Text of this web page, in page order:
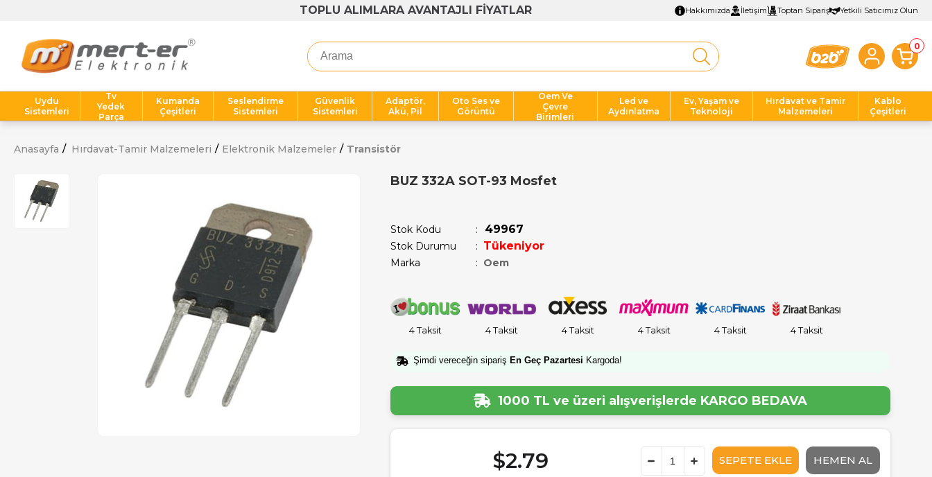
1000 TL ÜZERİ ÜCRETSİZ KARGO Hakkımızda İletişim Toptan Sipariş Yetkili Satıcımız Olun
0
Uydu
Sistemleri
Tv
Yedek
Parça
Kumanda
Çeşitleri
Seslendirme
Sistemleri
Güvenlik
Sistemleri
Adaptör,
Akü, Pil
Oto Ses ve
Görüntü
Oem Ve
Çevre
Birimleri
Led ve
Aydınlatma
Ev, Yaşam ve
Teknoloji
Hırdavat ve Tamir
Malzemeleri
Kablo
Çeşitleri
Anasayfa Hırdavat-Tamir Malzemeleri Elektronik Malzemeler Transistör
BUZ 332A SOT-93 Mosfet
Stok Kodu 49967
Stok Durumu : Tükeniyor
Marka : Oem
4 Taksit 4 Taksit 4 Taksit 4 Taksit 4 Taksit 4 Taksit
Şimdi vereceğin sipariş En Geç Pazartesi Kargoda!
1000 TL ve üzeri alışverişlerde KARGO BEDAVA
$2.79